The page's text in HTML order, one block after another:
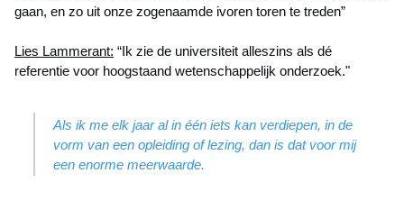
gaan, en zo uit onze zogenaamde ivoren toren te treden”
Lies Lammerant: “Ik zie de universiteit alleszins als dé
referentie voor hoogstaand wetenschappelijk onderzoek."
Als ik me elk jaar al in één iets kan verdiepen, in de
vorm van een opleiding of lezing, dan is dat voor mij
een enorme meerwaarde.